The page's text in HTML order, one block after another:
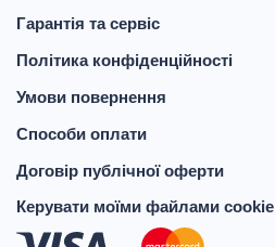
Гарантія та сервіс
Політика конфіденційності
Умови повернення
Способи оплати
Договір публічної оферти
Керувати моїми файлами cookie